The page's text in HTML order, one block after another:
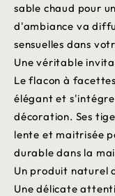
sable chaud pour
d'ambiance va
sensuelles dans
Une véritable
Le flacon à
élégant et
décoration. Ses
lente et maitrisée
durable dans la
Un produit naturel
Une délicate